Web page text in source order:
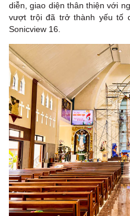
diễn, giao diện thân thiện với
vượt trội đã trở thành yếu tố
Sonicview 16.